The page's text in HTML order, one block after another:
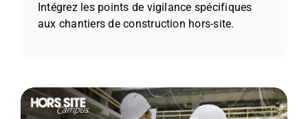
Intégrez les points de vigilance spécifiques
aux chantiers de construction hors-site.